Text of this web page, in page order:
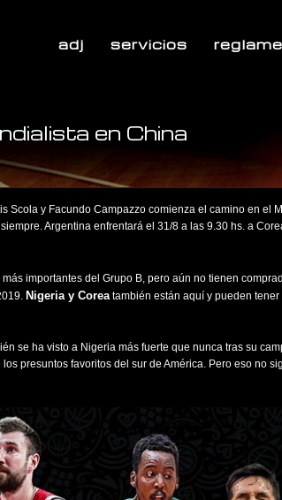
adj servicios
en China
Scola y Facundo Campazzo comienza el camino en el
Argentina enfrentará el 31/8 a las 9.30 hs. a
importantes del Grupo B, pero aún no tienen
Nigeria y Coreatambién están aquí y pueden
se ha visto a Nigeria más fuerte que nunca tras su
presuntos favoritos del sur de América. Pero eso no